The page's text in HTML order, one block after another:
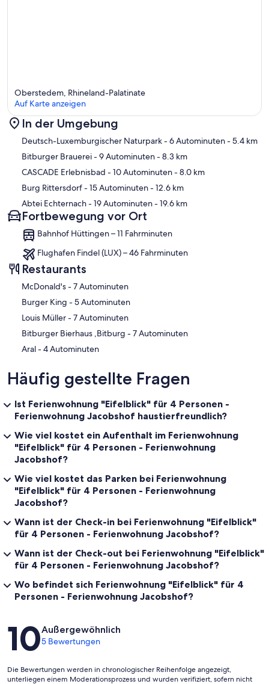
Karte
Oberstedem, Rhineland-Palatinate
Auf Karte anzeigen
In der Umgebung
Deutsch-Luxemburgischer Naturpark- 6 Autominuten- 5.4 km
Bitburger Brauerei- 9 Autominuten- 8.3 km
CASCADE Erlebnisbad - 10 Autominuten- 8.0 km
Burg Rittersdorf- 15 Autominuten- 12.6 km
Abtei Echternach- 19 Autominuten- 19.6 km
Fortbewegung vor Ort
Bahnhof Hüttingen – 11 Fahrminuten
Flughafen Findel (LUX) – 46 Fahrminuten
Restaurants
‪McDonald's - ‬7 Autominuten
‪Burger King - ‬5 Autominuten
‪Louis Müller - ‬7 Autominuten
‪Bitburger Bierhaus ,Bitburg - ‬7 Autominuten
‪Aral - ‬4 Autominuten
Häufig gestellte Fragen
Ist Ferienwohnung "Eifelblick" für 4 Personen -
Ferienwohnung Jacobshof haustierfreundlich?
Wie viel kostet ein Aufenthalt im Ferienwohnung
"Eifelblick" für 4 Personen - Ferienwohnung
Jacobshof?
Wie viel kostet das Parken bei Ferienwohnung
"Eifelblick" für 4 Personen - Ferienwohnung
Jacobshof?
Wann ist der Check-in bei Ferienwohnung "Eifelblick"
für 4 Personen - Ferienwohnung Jacobshof?
Wann ist der Check-out bei Ferienwohnung "Eifelblick"
für 4 Personen - Ferienwohnung Jacobshof?
Wo befindet sich Ferienwohnung "Eifelblick" für 4
Personen - Ferienwohnung Jacobshof?
Bewertungen
10Außergewöhnlich
5 Bewertungen
Die Bewertungen werden in chronologischer Reihenfolge angezeigt,
unterliegen einem Moderationsprozess und wurden verifiziert, sofern nicht